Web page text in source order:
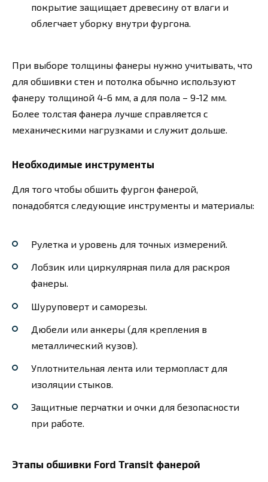
покрытие защищает древесину от влаги и
облегчает уборку внутри фургона.
При выборе толщины фанеры нужно учитывать, что
для обшивки стен и потолка обычно используют
фанеру толщиной 4-6 мм, а для пола – 9-12 мм.
Более толстая фанера лучше справляется с
механическими нагрузками и служит дольше.
Необходимые инструменты
Для того чтобы обшить фургон фанерой,
понадобятся следующие инструменты и материалы:
Рулетка и уровень для точных измерений.
Лобзик или циркулярная пила для раскроя
фанеры.
Шуруповерт и саморезы.
Дюбели или анкеры (для крепления в
металлический кузов).
Уплотнительная лента или термопласт для
изоляции стыков.
Защитные перчатки и очки для безопасности
при работе.
Этапы обшивки Ford Transit фанерой